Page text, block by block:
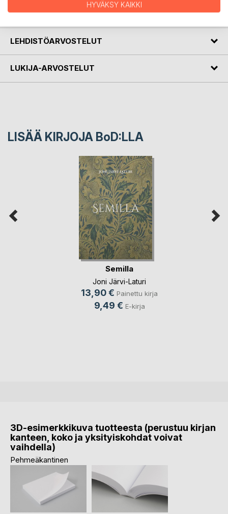
KIRJAILIJA
LEHDISTÖARVOSTELUT
LUKIJA-ARVOSTELUT
LISÄÄ KIRJOJA BoD:LLA
Semilla
Joni Järvi-Laturi
13,90 € Painettu kirja
9,49 € E-kirja
3D-esimerkkikuva tuotteesta (perustuu kirjan
kanteen, koko ja yksityiskohdat voivat
vaihdella)
Pehmeäkantinen
HYVÄKSY KAIKKI